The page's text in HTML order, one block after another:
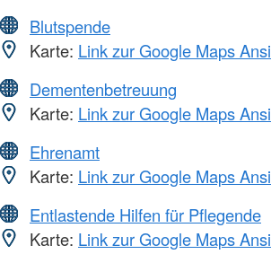
Blutspende
Karte: Link zur Google Maps
Dementenbetreuung
Karte: Link zur Google Maps
Ehrenamt
Karte: Link zur Google Maps
Entlastende Hilfen für Pflegende
Karte: Link zur Google Maps